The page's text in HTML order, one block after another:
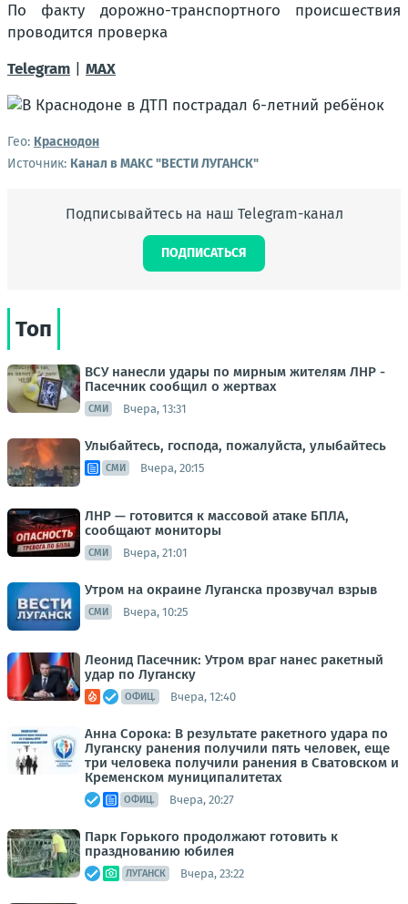
По факту дорожно-транспортного происшествия
проводится проверка
Telegram
MAX
Гео: Краснодон
Источник: Канал в МАКС "ВЕСТИ ЛУГАНСК"
Подписывайтесь на наш Telegram-канал
ПОДПИСАТЬСЯ
Топ
ВСУ нанесли удары по мирным жителям ЛНР -
Пасечник сообщил о жертвах
СМИ Вчера, 13:31
Улыбайтесь, господа, пожалуйста, улыбайтесь
СМИ Вчера, 20:15
ЛНР — готовится к массовой атаке БПЛА,
сообщают мониторы
СМИ Вчера, 21:01
Утром на окраине Луганска прозвучал взрыв
СМИ Вчера, 10:25
Леонид Пасечник: Утром враг нанес ракетный
удар по Луганску
ОФИЦ. Вчера, 12:40
Анна Сорока: В результате ракетного удара по
Луганску ранения получили пять человек, еще
три человека получили ранения в Сватовском и
Кременском муниципалитетах
ОФИЦ. Вчера, 20:27
Парк Горького продолжают готовить к
празднованию юбилея
ЛУГАНСК Вчера, 23:22